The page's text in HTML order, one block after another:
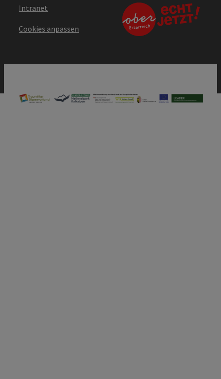
Intranet
Cookies anpassen